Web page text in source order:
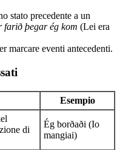
stato precedente a un
farið þegar ég kom (Lei era
marcare eventi antecedenti.
Esempio
di
Ég borðaði (Io
mangiai)